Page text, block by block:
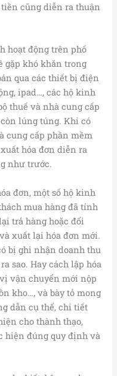
cũng diễn ra thuận
hoạt động trên phố
gặp khó khăn trong
qua các thiết bị điện
ipad…, các hộ kinh
thuế và nhà cung cấp
lúng túng. Khi có
cung cấp phần mềm
hóa đơn diễn ra
như trước.
đơn, một số hộ kinh
mua hàng đã tính
trả hàng hoặc đổi
xuất lại hóa đơn mới.
bị ghi nhận doanh thu
sao. Hay cách lập hóa
vận chuyển mới nộp
kho…, và bày tỏ mong
dẫn cụ thể, chi tiết
cho thành thạo,
hiện đúng quy định và